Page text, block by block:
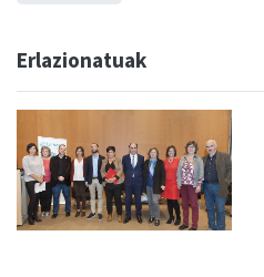
Erlazionatuak